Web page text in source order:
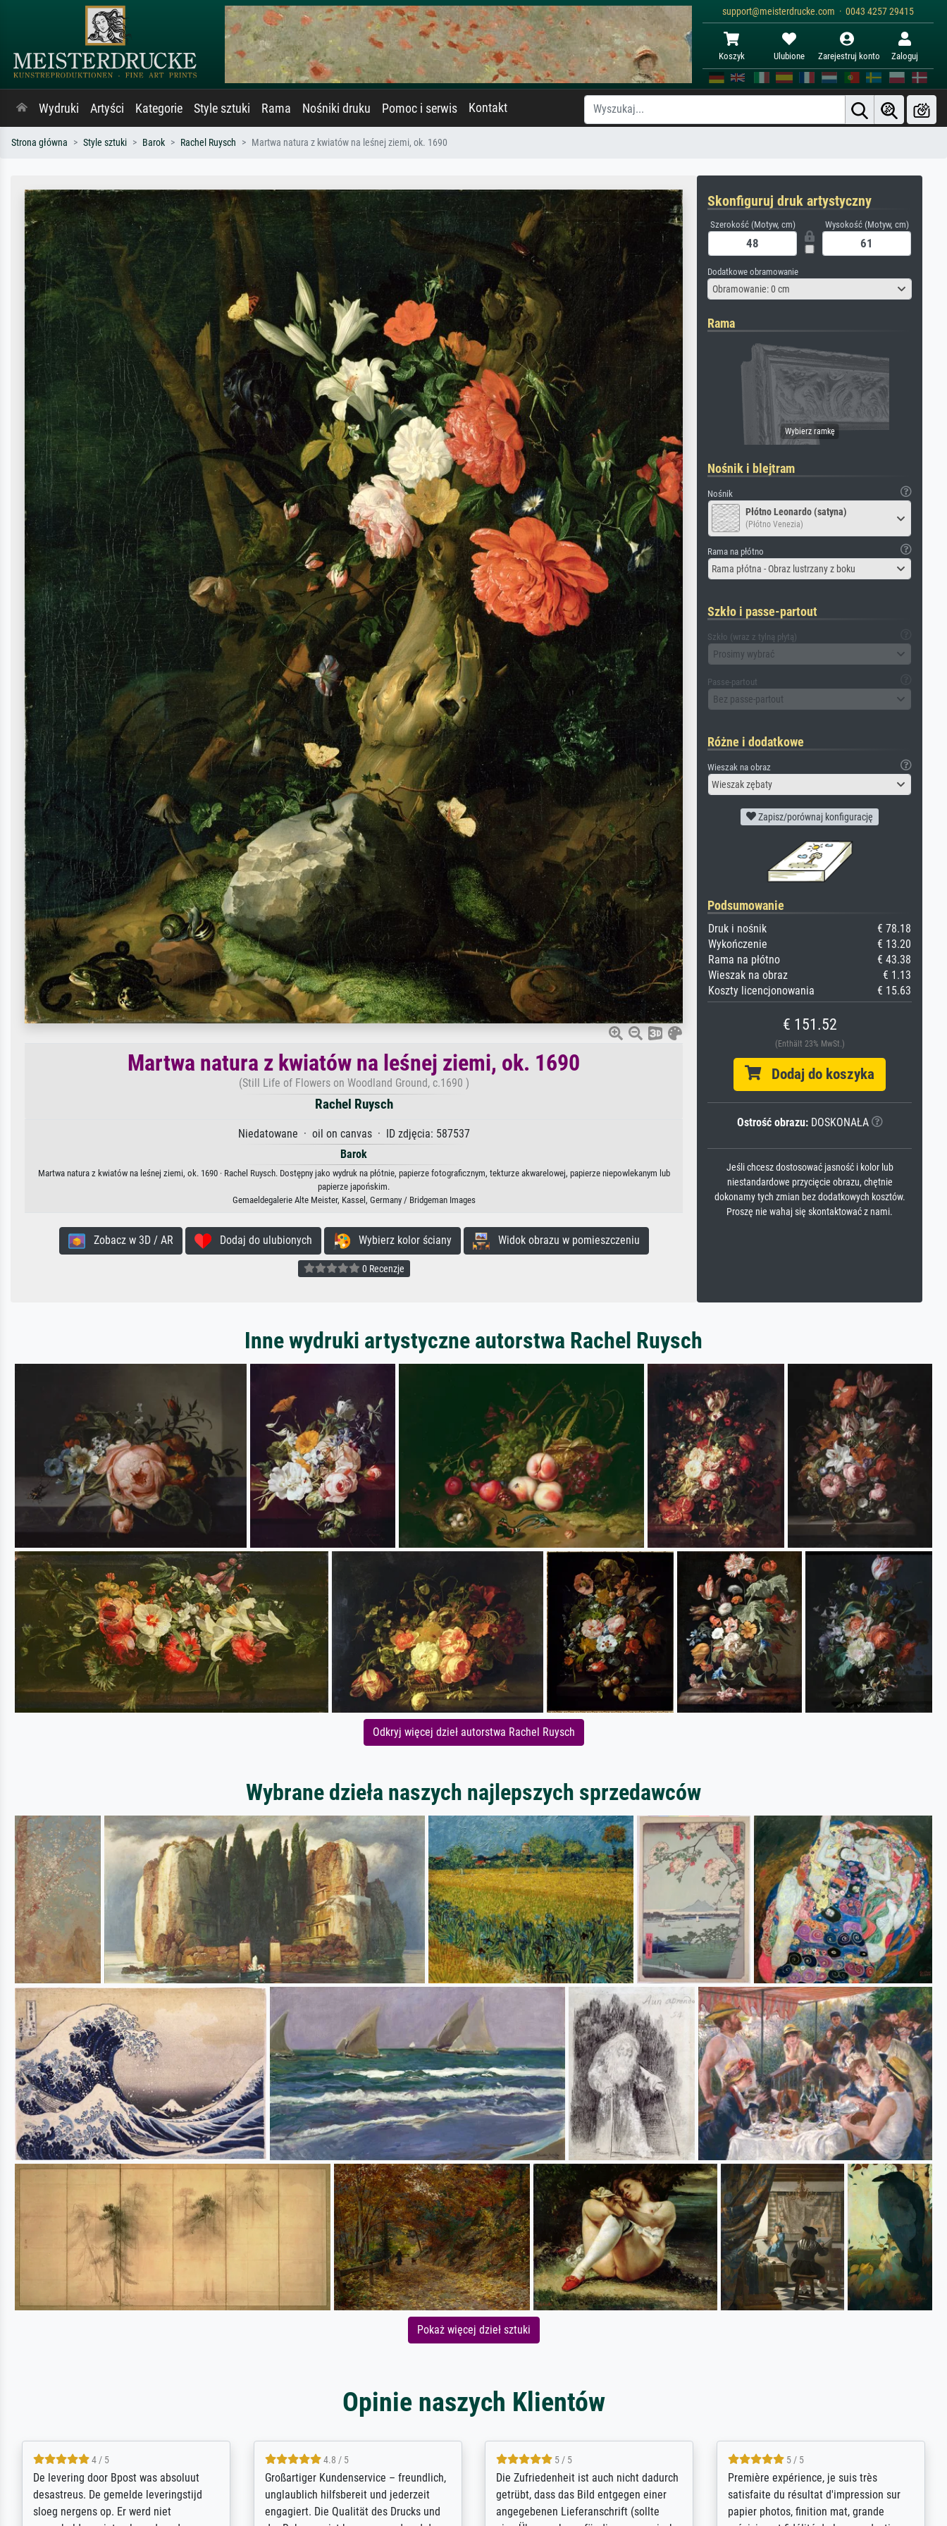
support@meisterdrucke.com · 0043 4257 29415
Koszyk Ulubione Zarejestruj konto Zaloguj
Wydruki Artyści Kategorie Style sztuki Rama Nośniki druku Pomoc i serwis Kontakt
Strona główna Style sztuki Barok Rachel Ruysch Martwa natura z kwiatów na leśnej ziemi, ok. 1690
Martwa natura z kwiatów na leśnej ziemi, ok. 1690
(Still Life of Flowers on Woodland Ground, c.1690 )
Rachel Ruysch
Niedatowane · oil on canvas · ID zdjęcia: 587537
Barok
Martwa natura z kwiatów na leśnej ziemi, ok. 1690 · Rachel Ruysch. Dostępny jako wydruk na płótnie, papierze fotograficznym, tekturze akwarelowej, papierze niepowlekanym lub
papierze japońskim.
Gemaeldegalerie Alte Meister, Kassel, Germany / Bridgeman Images
Zobacz w 3D / AR Dodaj do ulubionych Wybierz kolor ściany Widok obrazu w pomieszczeniu
0 Recenzje
Skonfiguruj druk artystyczny
Szerokość (Motyw, cm) Wysokość (Motyw, cm)
Dodatkowe obramowanie
Obramowanie: 0 cm
Rama
Nośnik i blejtram
Nośnik
Płótno Leonardo (satyna)
(Płótno Venezia)
Rama na płótno
Rama płótna - Obraz lustrzany z boku
Szkło i passe-partout
Szkło (wraz z tylną płytą)
Prosimy wybrać
Passe-partout
Bez passe-partout
Różne i dodatkowe
Wieszak na obraz
Wieszak zębaty
Zapisz/porównaj konfigurację
Podsumowanie
Druk i nośnik
€ 78.18
Wykończenie
€ 13.20
Rama na płótno
€ 43.38
Wieszak na obraz
€ 1.13
Koszty licencjonowania
€ 15.63
€ 151.52
(Enthält 23% MwSt.)
Dodaj do koszyka
Ostrość obrazu:DOSKONAŁA
Jeśli chcesz dostosować jasność i kolor lub
niestandardowe przycięcie obrazu, chętnie
dokonamy tych zmian bez dodatkowych kosztów.
Proszę nie wahaj się skontaktować z nami.
Inne wydruki artystyczne autorstwa Rachel Ruysch
Odkryj więcej dzieł autorstwa Rachel Ruysch
Wybrane dzieła naszych najlepszych sprzedawców
Pokaż więcej dzieł sztuki
Opinie naszych Klientów
5 / 5
Sehr gute Qualität des Leinwanddrucks
und des Rahmens! Unser Bild wurde
sehr sorgfältig und sicher verpackt, so
5 / 5
Für ein Erinnerungsbuch mit der
Feldpost meines Großvaters aus dem 1.
Weltkrieg benötigte ich ein
4.8 / 5
Hervorragende Qualität. Man kann sich
vieles anpassen lassen, wie z.B.:
Randentfernung, Farbe, Helligkeit,
4.8 / 5
Qualité absolument irréprochable.
Extraordinaire diversité des thèmes
abordés et personnalisation des